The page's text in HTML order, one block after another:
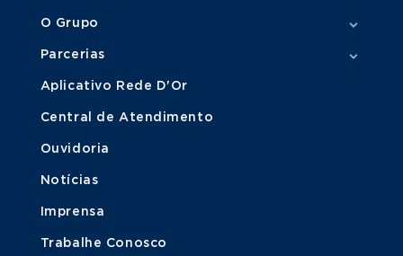
O Grupo
Parcerias
Aplicativo Rede D'Or
Central de Atendimento
Ouvidoria
Notícias
Imprensa
Trabalhe Conosco